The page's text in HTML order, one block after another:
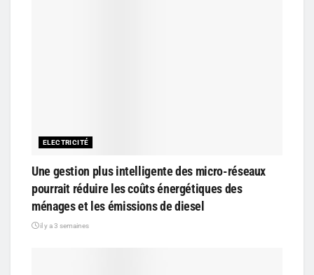
ELECTRICITÉ
Une gestion plus intelligente des micro-réseaux
pourrait réduire les coûts énergétiques des
ménages et les émissions de diesel
il y a 3 semaines